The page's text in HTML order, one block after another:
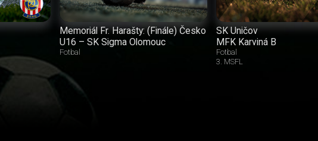
Memoriál Fr. Harašty: (Finále) Česko
U16 – SK Sigma Olomouc
Fotbal
SK Uničov
MFK Karviná B
Fotbal
3. MSFL